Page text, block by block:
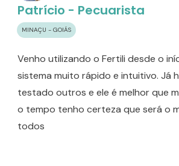
Patrício - Pecuarista
MINAÇU - GOIÁS
Venho utilizando o Fertili desde o
sistema muito rápido e intuitivo. Já
testado outros e ele é melhor que
o tempo tenho certeza que será o
todos